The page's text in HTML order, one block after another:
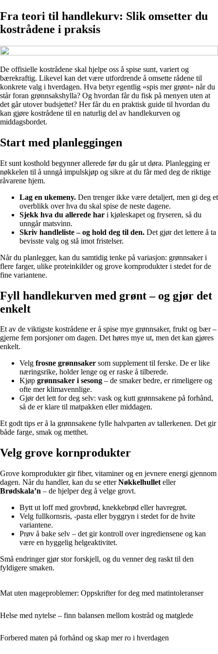
Fra teori til handlekurv: Slik omsetter du
kostrådene i praksis
De offisielle kostrådene skal hjelpe oss å spise sunt, variert og
bærekraftig. Likevel kan det være utfordrende å omsette rådene til
konkrete valg i hverdagen. Hva betyr egentlig «spis mer grønt» når du
står foran grønnsakshylla? Og hvordan får du fisk på menyen uten at
det går utover budsjettet? Her får du en praktisk guide til hvordan du
kan gjøre kostrådene til en naturlig del av handlekurven og
middagsbordet.
Start med planleggingen
Et sunt kosthold begynner allerede før du går ut døra. Planlegging er
nøkkelen til å unngå impulskjøp og sikre at du får med deg de riktige
råvarene hjem.
Lag en ukemeny. Den trenger ikke være detaljert, men gi deg et
overblikk over hva du skal spise de neste dagene.
Sjekk hva du allerede har i kjøleskapet og fryseren, så du
unngår matsvinn.
Skriv handleliste – og hold deg til den. Det gjør det lettere å ta
bevisste valg og stå imot fristelser.
Når du planlegger, kan du samtidig tenke på variasjon: grønnsaker i
flere farger, ulike proteinkilder og grove kornprodukter i stedet for de
fine variantene.
Fyll handlekurven med grønt – og gjør det
enkelt
Et av de viktigste kostrådene er å spise mye grønnsaker, frukt og bær –
gjerne fem porsjoner om dagen. Det høres mye ut, men det kan gjøres
enkelt.
Velg frosne grønnsaker som supplement til ferske. De er like
næringsrike, holder lenge og er raske å tilberede.
Kjøp grønnsaker i sesong – de smaker bedre, er rimeligere og
ofte mer klimavennlige.
Gjør det lett for deg selv: vask og kutt grønnsakene på forhånd,
så de er klare til matpakken eller middagen.
Et godt tips er å la grønnsakene fylle halvparten av tallerkenen. Det gir
både farge, smak og metthet.
Velg grove kornprodukter
Grove kornprodukter gir fiber, vitaminer og en jevnere energi gjennom
dagen. Når du handler, kan du se etterNøkkelhullet eller
Brødskala’n – de hjelper deg å velge grovt.
Bytt ut loff med grovbrød, knekkebrød eller havregrøt.
Velg fullkornsris, -pasta eller byggryn i stedet for de hvite
variantene.
Prøv å bake selv – det gir kontroll over ingrediensene og kan
være en hyggelig helgeaktivitet.
Små endringer gjør stor forskjell, og du venner deg raskt til den
fyldigere smaken.
Mat uten mageproblemer: Oppskrifter for deg med matintoleranser
Helse med nytelse – finn balansen mellom kostråd og matglede
Forbered maten på forhånd og skap mer ro i hverdagen